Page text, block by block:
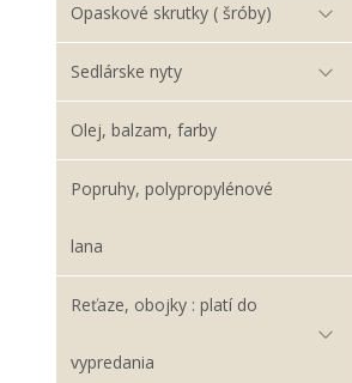
Opaskové skrutky ( šróby)
Sedlárske nyty
Olej, balzam, farby
Popruhy, polypropylénové
lana
Reťaze, obojky : platí do
vypredania